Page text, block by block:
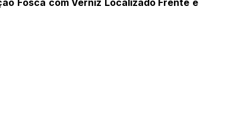
Fosca com Verniz Localizado Frente e